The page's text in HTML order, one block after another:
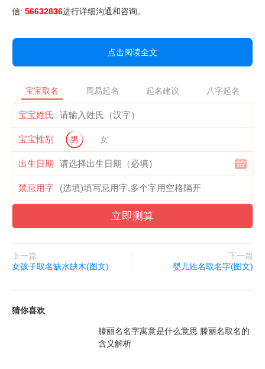
信: 56632836进行详细沟通和咨询。
点击阅读全文
宝宝取名 周易起名 起名建议 八字起名
宝宝姓氏
宝宝性别 男 女
出生日期
禁忌用字
立即测算
上一篇
女孩子取名缺水缺木(图文)
下一篇
婴儿姓名取名字(图文)
猜你喜欢
滕丽名名字寓意是什么意思 滕丽名取名的
含义解析